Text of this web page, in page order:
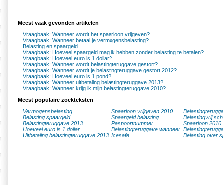
Meest vaak gevonden artikelen
Vraagbaak: Wanneer wordt het spaarloon vrijgeven?
Vraagbaak: Wanneer betaal je vermogensbelasting?
Belasting en spaargeld
Vraagbaak: Hoeveel spaargeld mag ik hebben zonder belasting te betalen?
Vraagbaak: Hoeveel euro is 1 dollar?
Vraagbaak: Wanneer wordt belastingteruggave gestort?
Vraagbaak: Wanneer wordt je belastingteruggave gestort 2012?
Vraagbaak: Hoeveel euro is 1 pond?
Vraagbaak: Wanneer uitbetaling belastingteruggave 2013?
Vraagbaak: Wanneer krijg ik mijn belastingteruggave 2010?
Meest populaire zoekteksten
Vermogensbelasting
Spaarloon vrijgeven 2010
Belasting spaargeld
Spaargeld belasting
Belastingvrij
Belastingteruggave 2013
Paspoortnummer
Spaarloon 2010
Hoeveel euro is 1 dollar
Belastingteruggave wanneer
Uitbetaling belastingteruggave 2013 Icesafe Belasting over